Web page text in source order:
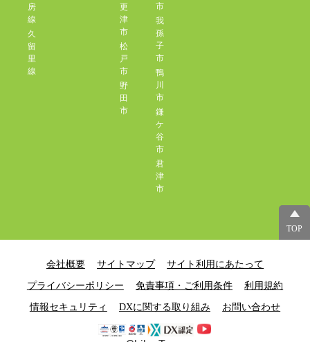
房
線
久
留
里
線
更
津
市
松
戸
市
野
田
市
市
我
孫
子
市
鴨
川
市
鎌
ケ
谷
市
君
津
市
TOP
会社概要 サイトマップ サイト利用にあたって
プライバシーポリシー 免責事項・ご利用条件 利用規約
情報セキュリティ DXに関する取り組み お問い合わせ